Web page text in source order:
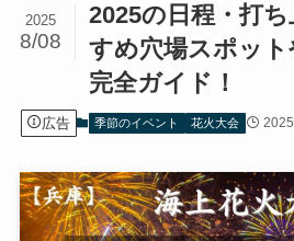
2025の日程・打
すめ穴場スポッ
完全ガイド！
2025
8/08
広告 季節のイベント 花火大会